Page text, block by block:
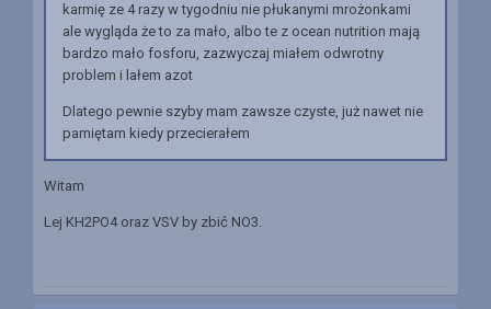
karmię ze 4 razy w tygodniu nie płukanymi mrożonkami
ale wygląda że to za mało, albo te z ocean nutrition mają
bardzo mało fosforu, zazwyczaj miałem odwrotny
problem i lałem azot
Dlatego pewnie szyby mam zawsze czyste, już nawet nie
pamiętam kiedy przecierałem
Witam
Lej KH2PO4 oraz VSV by zbić NO3.